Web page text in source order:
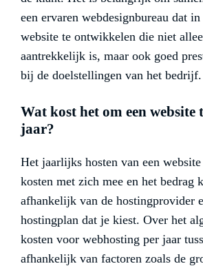
een ervaren webdesignbureau dat
website te ontwikkelen die niet
aantrekkelijk is, maar ook goed
bij de doelstellingen van het bedrijf.
Wat kost het om een website
jaar?
Het jaarlijks hosten van een
kosten met zich mee en het bedrag
afhankelijk van de hostingprovider
hostingplan dat je kiest. Over het
kosten voor webhosting per jaar
afhankelijk van factoren zoals de